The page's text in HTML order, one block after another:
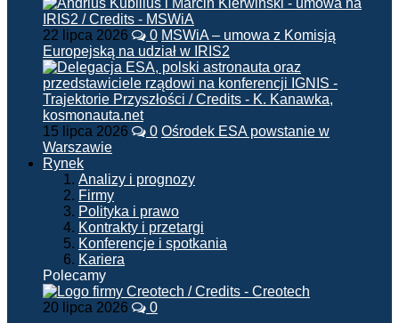
22 lipca 2026 0 MSWiA – umowa z Komisją
Europejską na udział w IRIS2
15 lipca 2026 0 Ośrodek ESA powstanie w
Warszawie
Rynek
Analizy i prognozy
Firmy
Polityka i prawo
Kontrakty i przetargi
Konferencje i spotkania
Kariera
Polecamy
20 lipca 2026 0